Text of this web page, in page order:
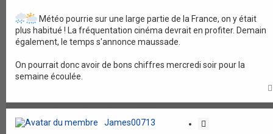
o
n
Météo pourrie sur une large partie de la France, on y était
plus habitué ! La fréquentation cinéma devrait en profiter. Demain
également, le temps s'annonce maussade.
On pourrait donc avoir de bons chiffres mercredi soir pour la
semaine écoulée.
James00713